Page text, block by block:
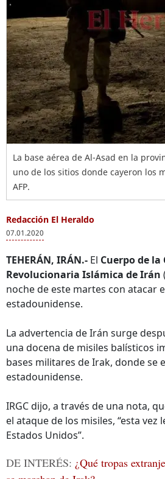
La base aérea de Al-Asad en la
uno de los sitios donde cayeron los
AFP.
Redacción El Heraldo
07.01.2020
TEHERÁN, IRÁN.- El Cuerpo de la
Revolucionaria Islámica de Irán
noche de este martes con atacar
estadounidense.
La advertencia de Irán surge
una docena de misiles balísticos
bases militares de Irak, donde se
estadounidense.
IRGC dijo, a través de una nota,
el ataque de los misiles, “esta
Estados Unidos”.
DE INTERÉS: ¿Qué tropas